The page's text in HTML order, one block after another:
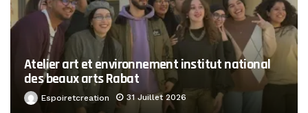
Atelier art et environnement institut national
des beaux arts Rabat
Espoiretcreation 31 Juillet 2026